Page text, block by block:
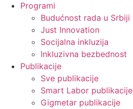
Programi
Budućnost rada u Srbiji
Just Innovation
Socijalna inkluzija
Inkluzivna bezbednost
Publikacije
Sve publikacije
Smart Labor publikacije
Gigmetar publikacije